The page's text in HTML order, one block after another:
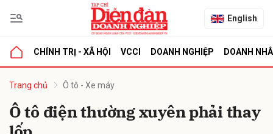
English
CHÍNH TRỊ - XÃ HỘI VCCI DOANH NGHIỆP DOANH
Trang chủ Ô tô - Xe máy
Ô tô điện thường xuyên phải thay
luận